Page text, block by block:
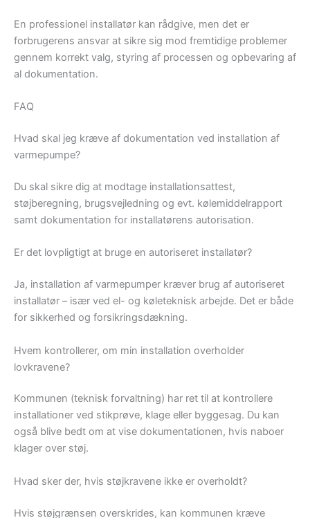
En professionel installatør kan rådgive, men det er
forbrugerens ansvar at sikre sig mod fremtidige problemer
gennem korrekt valg, styring af processen og opbevaring af
al dokumentation.
FAQ
Hvad skal jeg kræve af dokumentation ved installation af
varmepumpe?
Du skal sikre dig at modtage installationsattest,
støjberegning, brugsvejledning og evt. kølemiddelrapport
samt dokumentation for installatørens autorisation.
Er det lovpligtigt at bruge en autoriseret installatør?
Ja, installation af varmepumper kræver brug af autoriseret
installatør – især ved el- og køleteknisk arbejde. Det er både
for sikkerhed og forsikringsdækning.
Hvem kontrollerer, om min installation overholder
lovkravene?
Kommunen (teknisk forvaltning) har ret til at kontrollere
installationer ved stikprøve, klage eller byggesag. Du kan
også blive bedt om at vise dokumentationen, hvis naboer
klager over støj.
Hvad sker der, hvis støjkravene ikke er overholdt?
Hvis støjgrænsen overskrides, kan kommunen kræve